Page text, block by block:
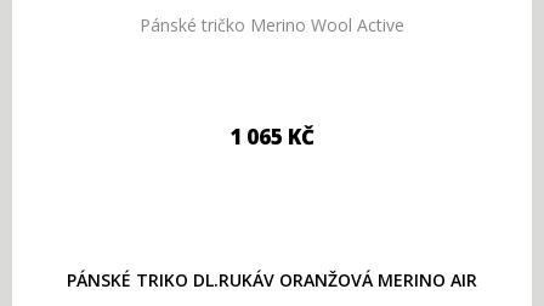
Pánské tričko Merino Wool Active
1 065 KČ
PÁNSKÉ TRIKO DL.RUKÁV ORANŽOVÁ MERINO AIR